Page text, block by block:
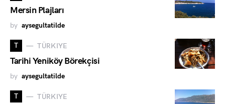
Mersin Plajları
by aysegultatilde
T TÜRKIYE
Tarihi Yeniköy Börekçisi
by aysegultatilde
T TÜRKIYE